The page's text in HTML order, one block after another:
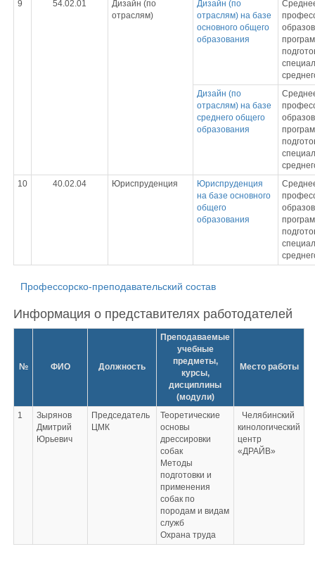
9 54.02.01
Дизайн (по
отраслям)
Дизайн (по
отраслям) на базе
основного общего
образования
Дизайн (по
отраслям) на базе
среднего общего
образования
10
40.02.04 Юриспруденция
Юриспруденция
на базе основного
общего
образования
Профессорско-преподавательский состав
Информация о представителях работодателей
№ ФИО Должность
Преподаваемые
учебные
предметы,
курсы,
дисциплины
(модули)
Место работы
1
Зырянов
Дмитрий
Юрьевич
Председатель
ЦМК
Теоретические
основы
дрессировки
собак
Методы
подготовки и
применения
собак по
породам и видам
служб
Охрана труда
Челябинский
кинологический
центр
«ДРАЙВ»